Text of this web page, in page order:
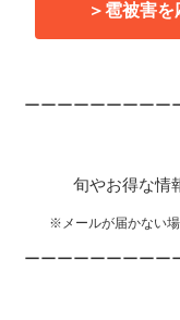
＞雹被害
ーーーーーーーーー
旬やお得な情
※メールが届かない
ーーーーーーーーー